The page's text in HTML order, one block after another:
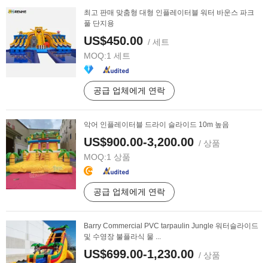
최고 판매 맞춤형 대형 인플레이터블 워터 바운스 파크
풀 단지용
US$450.00 / 세트
MOQ:1 세트
공급 업체에게 연락
악어 인플레이터블 드라이 슬라이드 10m 높음
US$900.00-3,200.00 / 상품
MOQ:1 상품
공급 업체에게 연락
Barry Commercial PVC tarpaulin Jungle 워터슬라이드
및 수영장 불플라식 물 ...
US$699.00-1,230.00 / 상품